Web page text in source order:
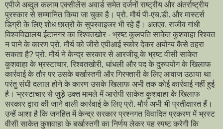
एपीजे अब्दुल कलाम एक्सीलेंस अवार्ड समेत दर्जनों राष्ट्रीय और अंतर्राष्ट्रीय
पुरस्कार से सम्मानित किया जा चुका है। प्रो. मौर्य पी-एच.डी. और मास्टर्स
डिग्री के लिए शोध छात्रों के सुपरवाइजर भी रहे हैं। अतएव, राजीव गांधी
विश्वविद्यालय ईटानगर का रिश्वतखोर - भ्रष्ट कुलपति साकेत कुशवाहा रिश्वत
न पाने के कारण प्रो. मौर्य को जीरो एपीआई स्कोर देकर अयोग्य कैसे ठहरा
सकता है? प्रो. मौर्य ने केन्द्र सरकार से आरजीयू के भ्रष्ट वीसी साकेत
कुशवाहा के भ्रस्टाचार, रिश्वतखोरी, धांधली और पद के दुरुपयोग के खिलाफ
कार्रवाई के तौर पर उसके बर्खास्तगी और गिरफ्तारी के लिए आवाज उठाया था
परंतु संघी दलाल होने के कारण उसके खिलाफ अभी तक कोई कार्रवाई नहीं हुई
है। भ्रस्टाचार से जुड़े उक्त मामले में आरोपी साकेत कुशवाहा के खिलाफ
सरकार द्वारा की जाने वाली कार्रवाई के लिए प्रो. मौर्य अभी भी प्रतीक्षारत हैं।
उन्हें आशा है कि जनहित में केन्द्र सरकार प्रश्नगत विवादित प्रकरण में भ्रस्ट
वीसी साकेत कुशवाहा के बर्खास्तगी का निर्णय लेकर यह स्पष्ट करेगी कि